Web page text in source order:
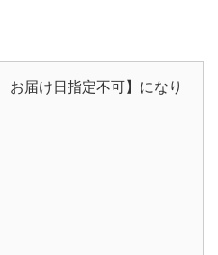
届け日指定不可】になり